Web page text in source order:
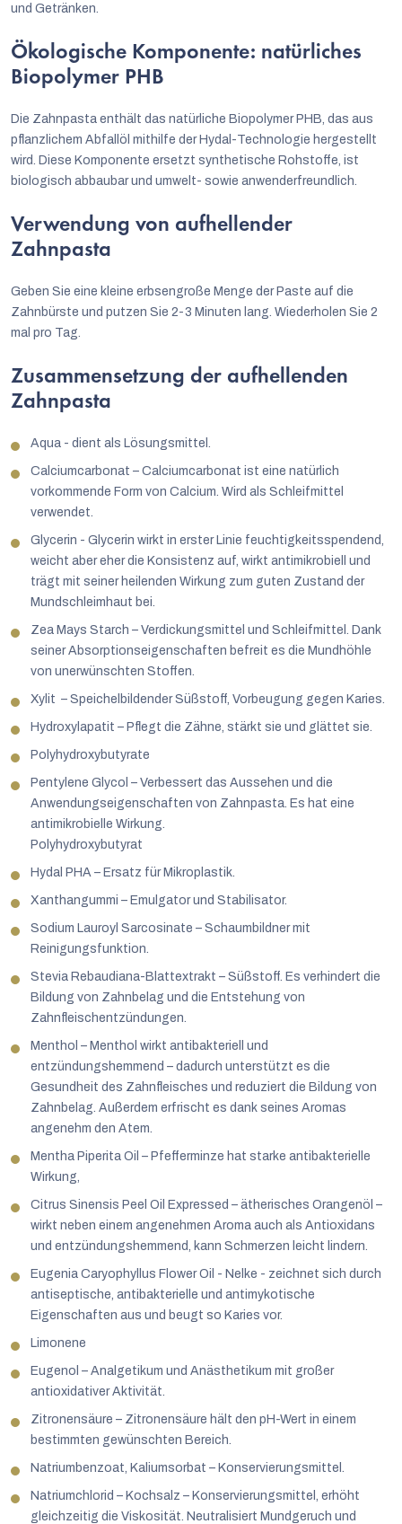
und Getränken.
Ökologische Komponente: natürliches
Biopolymer PHB
Die Zahnpasta enthält das natürliche Biopolymer PHB, das aus
pflanzlichem Abfallöl mithilfe der Hydal-Technologie hergestellt
wird. Diese Komponente ersetzt synthetische Rohstoffe, ist
biologisch abbaubar und umwelt- sowie anwenderfreundlich.
Verwendung von aufhellender
Zahnpasta
Geben Sie eine kleine erbsengroße Menge der Paste auf die
Zahnbürste und putzen Sie 2-3 Minuten lang. Wiederholen Sie 2
mal pro Tag.
Zusammensetzung der aufhellenden
Zahnpasta
Aqua - dient als Lösungsmittel.
Calciumcarbonat – Calciumcarbonat ist eine natürlich
vorkommende Form von Calcium. Wird als Schleifmittel
verwendet.
Glycerin - Glycerin wirkt in erster Linie feuchtigkeitsspendend,
weicht aber eher die Konsistenz auf, wirkt antimikrobiell und
trägt mit seiner heilenden Wirkung zum guten Zustand der
Mundschleimhaut bei.
Zea Mays Starch – Verdickungsmittel und Schleifmittel. Dank
seiner Absorptionseigenschaften befreit es die Mundhöhle
von unerwünschten Stoffen.
Xylit – Speichelbildender Süßstoff, Vorbeugung gegen Karies.
Hydroxylapatit – Pflegt die Zähne, stärkt sie und glättet sie.
Polyhydroxybutyrate
Pentylene Glycol – Verbessert das Aussehen und die
Anwendungseigenschaften von Zahnpasta. Es hat eine
antimikrobielle Wirkung.
Polyhydroxybutyrat
Hydal PHA – Ersatz für Mikroplastik.
Xanthangummi – Emulgator und Stabilisator.
Sodium Lauroyl Sarcosinate – Schaumbildner mit
Reinigungsfunktion.
Stevia Rebaudiana-Blattextrakt – Süßstoff. Es verhindert die
Bildung von Zahnbelag und die Entstehung von
Zahnfleischentzündungen.
Menthol – Menthol wirkt antibakteriell und
entzündungshemmend – dadurch unterstützt es die
Gesundheit des Zahnfleisches und reduziert die Bildung von
Zahnbelag. Außerdem erfrischt es dank seines Aromas
angenehm den Atem.
Mentha Piperita Oil – Pfefferminze hat starke antibakterielle
Wirkung,
Citrus Sinensis Peel Oil Expressed – ätherisches Orangenöl –
wirkt neben einem angenehmen Aroma auch als Antioxidans
und entzündungshemmend, kann Schmerzen leicht lindern.
Eugenia Caryophyllus Flower Oil - Nelke - zeichnet sich durch
antiseptische, antibakterielle und antimykotische
Eigenschaften aus und beugt so Karies vor.
Limonene
Eugenol – Analgetikum und Anästhetikum mit großer
antioxidativer Aktivität.
Zitronensäure – Zitronensäure hält den pH-Wert in einem
bestimmten gewünschten Bereich.
Natriumbenzoat, Kaliumsorbat – Konservierungsmittel.
Natriumchlorid – Kochsalz – Konservierungsmittel, erhöht
gleichzeitig die Viskosität. Neutralisiert Mundgeruch und